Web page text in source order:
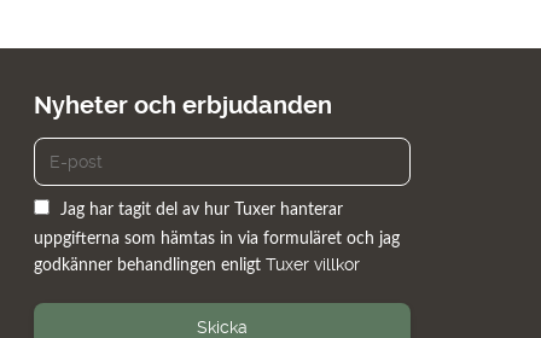
Nyheter och erbjudanden
Jag har tagit del av hur Tuxer hanterar
uppgifterna som hämtas in via formuläret och jag
godkänner behandlingen enligt Tuxer villkor
Skicka